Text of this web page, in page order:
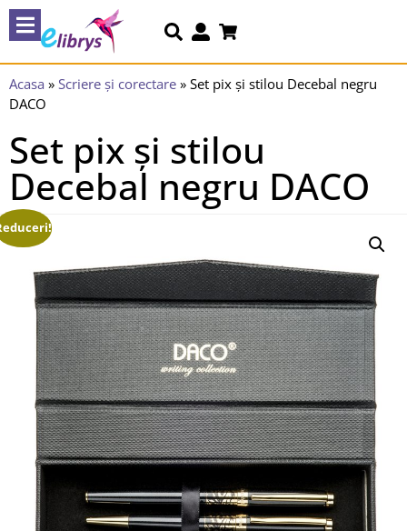
Acasa » Scriere și corectare » Set pix și stilou Decebal negru
DACO
Set pix și stilou
Decebal negru DACO